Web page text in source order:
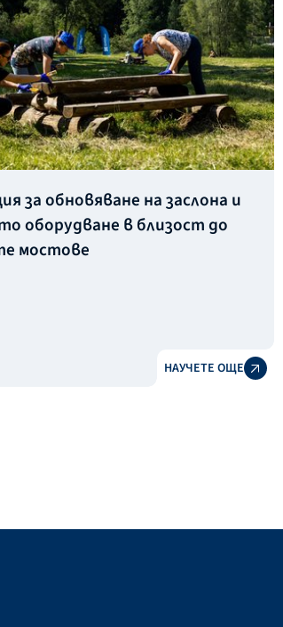
за обновяване на заслона и
оборудване в близост до
мостове
НАУЧЕТЕ ОЩЕ